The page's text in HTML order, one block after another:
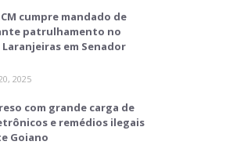
cumpre mandado de
patrulhamento no
Laranjeiras em Senador
2025
com grande carga de
e remédios ilegais
Goiano